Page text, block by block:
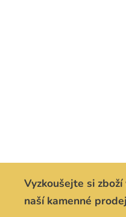
Vyzkoušejte si zboží
naší kamenné